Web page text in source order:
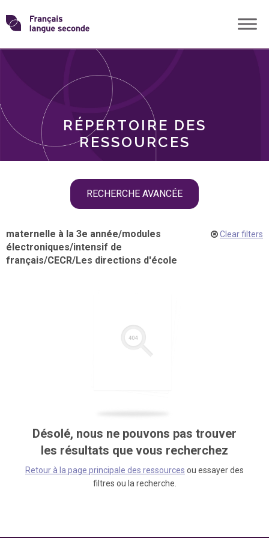
Skip
toTransformons
langue
RÉPERTOIRE DES
RESSOURCES
RECHERCHE AVANCÉE
THÈMES
maternelle à la 3e année/modules
électroniques/intensif de
français/CECR/Les directions d'école
Clear filters
Désolé, nous ne pouvons pas trouver
les résultats que vous recherchez
Retour à la page principale des ressources ou essayer des
filtres ou la recherche.